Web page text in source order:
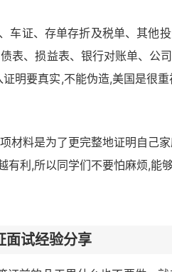
车证、存单存折及税单、其他
表、损益表、银行对账单、公
明要真实,不能伪造,美国是很
材料是为了更完整地证明自己
有利,所以同学们不要怕麻烦,能
面试经验分享